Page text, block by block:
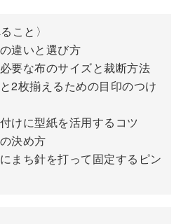
こと〉
違いと選び方
要な布のサイズと裁断方法
2枚揃えるための目印のつけ
けに型紙を活用するコツ
決め方
まち針を打って固定するピン